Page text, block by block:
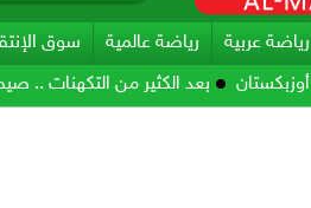
رياضة عربية رياضة عالمية سوق
بعد الكثير من التكهنات .. صيصا يحسم